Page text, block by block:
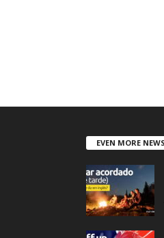
EVEN MORE NEWS